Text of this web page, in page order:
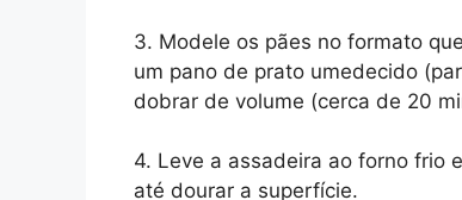
3. Modele os pães no formato
um pano de prato umedecido
dobrar de volume (cerca de 20
4. Leve a assadeira ao forno frio
até dourar a superfície.